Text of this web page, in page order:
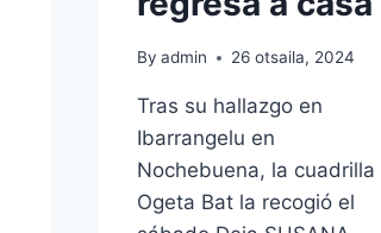
By admin 26 otsaila, 2024
Tras su hallazgo en
Ibarrangelu en
Nochebuena, la cuadrilla
Ogeta Bat la recogió el